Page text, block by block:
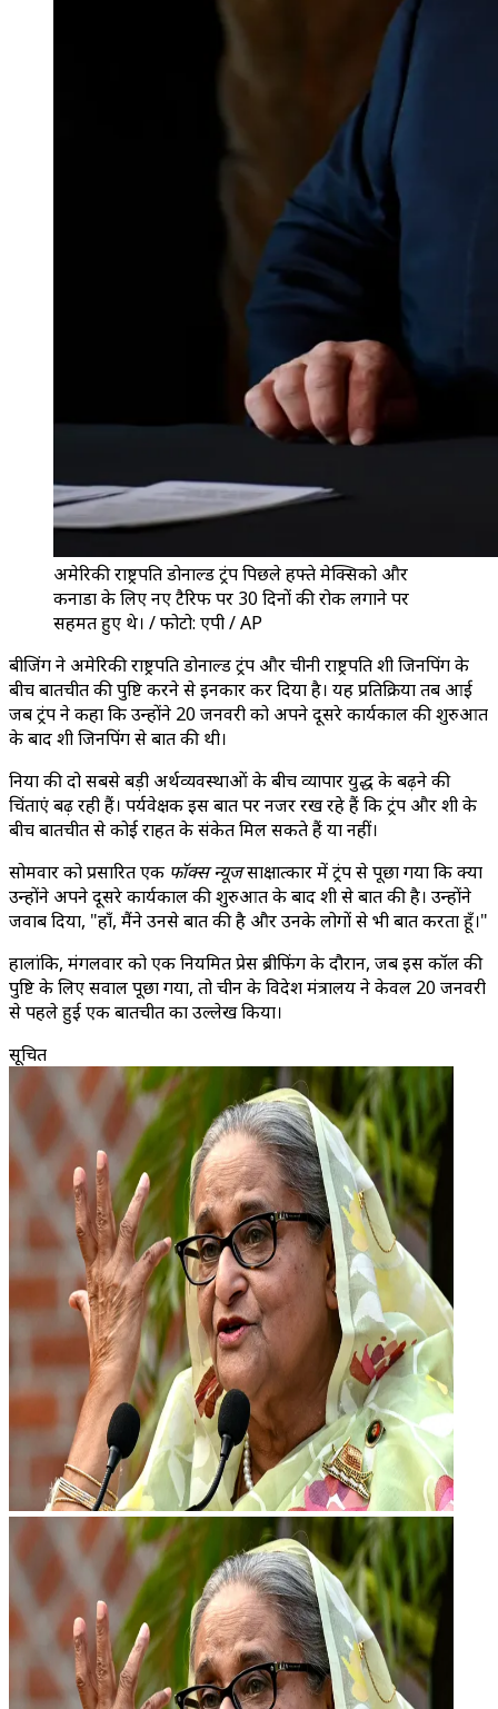
अमेरिकी राष्ट्रपति डोनाल्ड ट्रंप पिछले हफ्ते मेक्सिको और
कनाडा के लिए नए टैरिफ पर 30 दिनों की रोक लगाने पर
सहमत हुए थे। / फोटो: एपी / AP
बीजिंग ने अमेरिकी राष्ट्रपति डोनाल्ड ट्रंप और चीनी राष्ट्रपति शी जिनपिंग के
बीच बातचीत की पुष्टि करने से इनकार कर दिया है। यह प्रतिक्रिया तब आई
जब ट्रंप ने कहा कि उन्होंने 20 जनवरी को अपने दूसरे कार्यकाल की शुरुआत
के बाद शी जिनपिंग से बात की थी।
दुनिया की दो सबसे बड़ी अर्थव्यवस्थाओं के बीच व्यापार युद्ध के बढ़ने की
चिंताएं बढ़ रही हैं। पर्यवेक्षक इस बात पर नजर रख रहे हैं कि ट्रंप और शी के
बीच बातचीत से कोई राहत के संकेत मिल सकते हैं या नहीं।
सोमवार को प्रसारित एक फॉक्स न्यूजसाक्षात्कार में ट्रंप से पूछा गया कि क्या
उन्होंने अपने दूसरे कार्यकाल की शुरुआत के बाद शी से बात की है। उन्होंने
जवाब दिया, "हाँ, मैंने उनसे बात की है और उनके लोगों से भी बात करता हूँ।"
हालांकि, मंगलवार को एक नियमित प्रेस ब्रीफिंग के दौरान, जब इस कॉल की
पुष्टि के लिए सवाल पूछा गया, तो चीन के विदेश मंत्रालय ने केवल 20 जनवरी
से पहले हुई एक बातचीत का उल्लेख किया।
सूचित